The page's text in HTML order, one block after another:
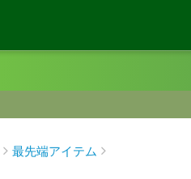
最先端アイテム